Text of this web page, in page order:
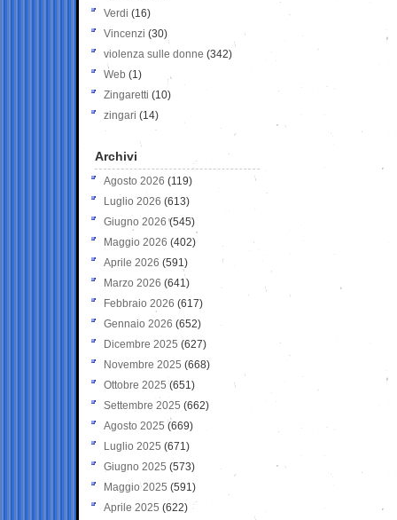
Verdi (16)
Vincenzi (30)
violenza sulle donne (342)
Web (1)
Zingaretti (10)
zingari (14)
Archivi
Agosto 2026 (119)
Luglio 2026 (613)
Giugno 2026 (545)
Maggio 2026 (402)
Aprile 2026 (591)
Marzo 2026 (641)
Febbraio 2026 (617)
Gennaio 2026 (652)
Dicembre 2025 (627)
Novembre 2025 (668)
Ottobre 2025 (651)
Settembre 2025 (662)
Agosto 2025 (669)
Luglio 2025 (671)
Giugno 2025 (573)
Maggio 2025 (591)
Aprile 2025 (622)